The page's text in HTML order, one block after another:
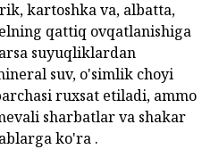
kartoshka va, albatta,
qattiq ovqatlanishiga
suyuqliklardan
suv, o'simlik choyi
ruxsat etiladi, ammo
sharbatlar va shakar
ko'ra .